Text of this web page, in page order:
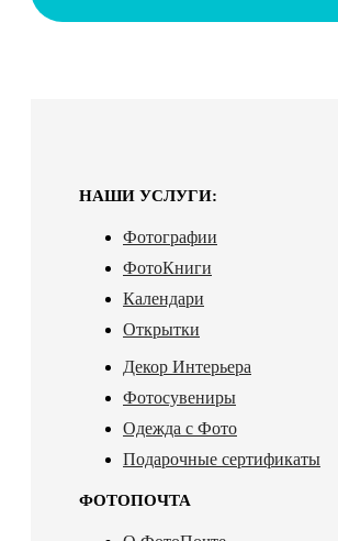
НАШИ УСЛУГИ:
Фотографии
ФотоКниги
Календари
Открытки
Декор Интерьера
Фотосувениры
Одежда с Фото
Подарочные сертификаты
ФОТОПОЧТА